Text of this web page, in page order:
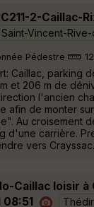
2-Caillac-
Saint-Vincent-
Pédestre
Caillac, parking
et 206 m de
l'ancien
afin de monter
Au croisement
d'une carrière.
vers
Caillac loisir à
08:51